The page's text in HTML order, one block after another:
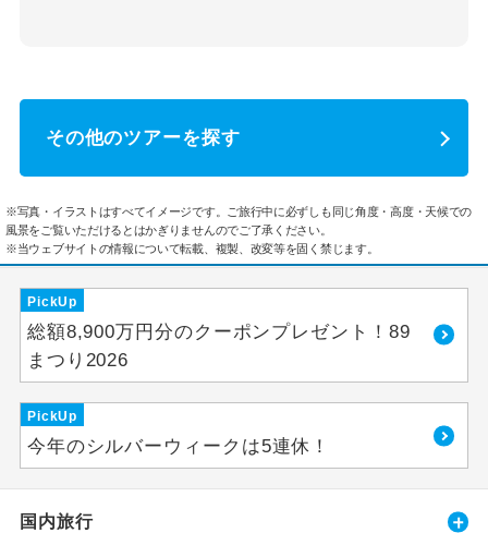
その他のツアーを探す
※写真・イラストはすべてイメージです。ご旅行中に必ずしも同じ角度・高度・天候での
風景をご覧いただけるとはかぎりませんのでご了承ください。
※当ウェブサイトの情報について転載、複製、改変等を固く禁じます。
PickUp
総額8,900万円分のクーポンプレゼント！89
まつり2026
PickUp
今年のシルバーウィークは5連休！
国内旅行